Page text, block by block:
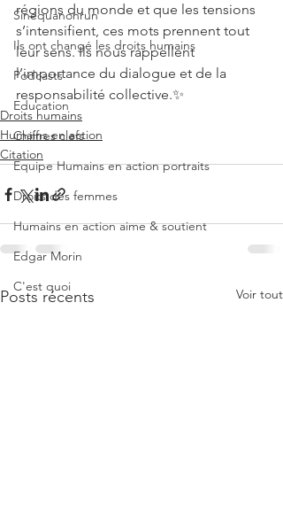
Sinequanonrun
Ils ont changé les droits humains
Podcasts
Education
Chiffres clefs
Equipe Humains en action portraits
Droits des femmes
Humains en action aime & soutient
Edgar Morin
C'est quoi
régions du monde et que les tensions
s’intensifient, ces mots prennent tout
leur sens. Ils nous rappellent
l’importance du dialogue et de la
responsabilité collective.✨
Droits humains
Humains en action
Citation
Posts récents Voir tout